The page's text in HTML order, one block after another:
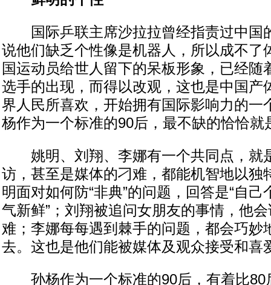
国际乒联主席沙拉拉曾经指责过中国
说他们缺乏个性像是机器人，所以成不了
国运动员给世人留下的呆板形象，已经随
选手的出现，而得以改观，这也是中国产
界人民所喜欢，开始拥有国际影响力的一
杨作为一个标准的90后，最不缺的恰恰就
姚明、刘翔、李娜有一个共同点，就
访，甚至是媒体的刁难，都能机智地以独
明面对如何防“非典”的问题，回答是“自
气新鲜”；刘翔被追问女朋友的事情，他
难；李娜每每遇到棘手的问题，都会巧妙
去。这也是他们能被媒体及观众接受和喜
孙杨作为一个标准的90后，有着比80